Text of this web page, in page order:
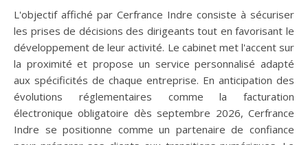
L'objectif affiché par Cerfrance Indre consiste à sécuriser
les prises de décisions des dirigeants tout en favorisant le
développement de leur activité. Le cabinet met l'accent sur
la proximité et propose un service personnalisé adapté
aux spécificités de chaque entreprise. En anticipation des
évolutions réglementaires comme la facturation
électronique obligatoire dès septembre 2026, Cerfrance
Indre se positionne comme un partenaire de confiance